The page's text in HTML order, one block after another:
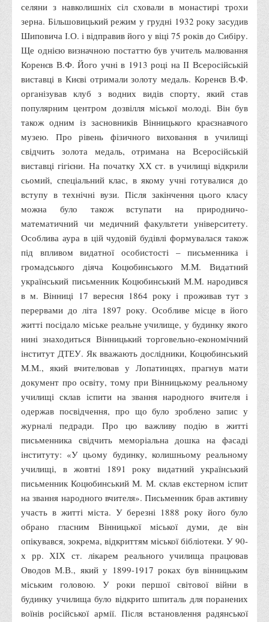
Життя інституту
Рада студентського самоврядування
Студентський туристичний клуб "Way to Freedom"
Студентське наукове товариство «ВАТРА»
Асоціація випускників та друзів
Анкета випускника 2020-2026 років
Анкета випускника минулих років
Бізнес-школа
Юридична клініка
Наші досягнення
Літературна сторінка
ВТЕІ волонтерить
ДТЕУ
Історія та місія університету
Структура університету
Адміністрація університету
Університет в рейтингах ЗВО України
Офіційний сайт університету
Медіа
Фотогалерея
Відеогалерея
ВТЕІ у ЗМІ
селяни з навколишніх сіл сховали в монастирі трохи
зерна. Більшовицький режим у грудні 1932 року засудив
Шиповича І.О. і відправив його у віці 75 років до Сибіру.
Ще однією визначною постаттю був учитель малювання
Коренєв В.Ф. Його учні в 1913 році на ІІ Всеросійській
виставці в Києві отримали золоту медаль. Коренєв В.Ф.
організував клуб з водних видів спорту, який став
популярним центром дозвілля міської молоді. Він був
також одним із засновників Вінницького краєзнавчого
музею. Про рівень фізичного виховання в училищі
свідчить золота медаль, отримана на Всеросійській
виставці гігієни. На початку ХХ ст. в училищі відкрили
сьомий, спеціальний клас, в якому учні готувалися до
вступу в технічні вузи. Після закінчення цього класу
можна було також вступати на природничо-
математичний чи медичний факультети університету.
Особлива аура в цій чудовій будівлі формувалася також
під впливом видатної особистості – письменника і
громадського діяча Коцюбинського М.М. Видатний
український письменник Коцюбинський М.М. народився
в м. Вінниці 17 вересня 1864 року і проживав тут з
перервами до літа 1897 року. Особливе місце в його
житті посідало міське реальне училище, у будинку якого
нині знаходиться Вінницький торговельно-економічний
інститут ДТЕУ. Як вважають дослідники, Коцюбинський
М.М., який вчителював у Лопатинцях, прагнув мати
документ про освіту, тому при Вінницькому реальному
училищі склав іспити на звання народного вчителя і
одержав посвідчення, про що було зроблено запис у
журналі педради. Про цю важливу подію в житті
письменника свідчить меморіальна дошка на фасаді
інституту: «У цьому будинку, колишньому реальному
училищі, в жовтні 1891 року видатний український
письменник Коцюбинський М. М. склав екстерном іспит
на звання народного вчителя». Письменник брав активну
участь в житті міста. У березні 1888 року його було
обрано гласним Вінницької міської думи, де він
опікувався, зокрема, відкриттям міської бібліотеки. У 90-
х рр. ХІХ ст. лікарем реального училища працював
Оводов М.В., який у 1899-1917 роках був вінницьким
міським головою. У роки першої світової війни в
будинку училища було відкрито шпиталь для поранених
воїнів російської армії. Після встановлення радянської